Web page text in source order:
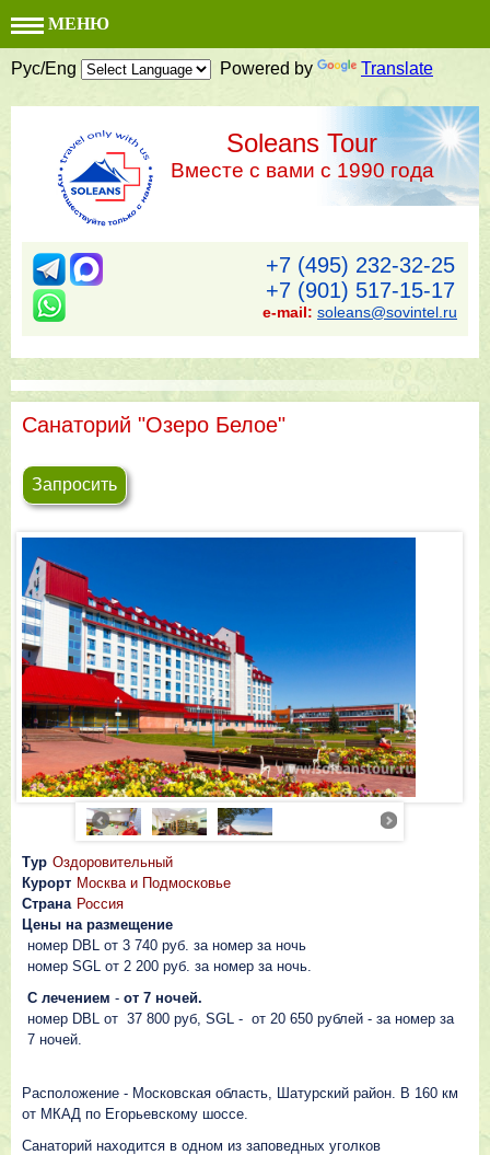
МЕНЮ
Рус/Eng Powered by Translate
Soleans Tour
Вместе с вами с 1990 года
+7 (495) 232-32-25
+7 (901) 517-15-17
e-mail: soleans@sovintel.ru
Санаторий "Озеро Белое"
Запросить
Тур Оздоровительный
Курорт Москва и Подмосковье
Страна Россия
Цены на размещение
номер DBL от 3 740 руб. за номер за ночь
номер SGL от 2 200 руб. за номер за ночь.
С лечением - от 7 ночей.
номер DBL от 37 800 руб, SGL - от 20 650 рублей - за номер за
7 ночей.
Расположение - Московская область, Шатурский район. В 160 км
от МКАД по Егорьевскому шоссе.
Санаторий находится в одном из заповедных уголков